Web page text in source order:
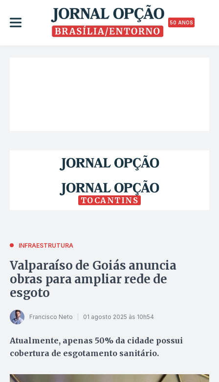
50 ANOS
TOCANTINS
INFRAESTRUTURA
Valparaíso de Goiás anuncia
obras para ampliar rede de
esgoto
Francisco Neto 01 agosto 2025 às 10h54
Atualmente, apenas 50% da cidade possui
cobertura de esgotamento sanitário.